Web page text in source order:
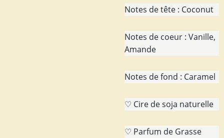
Notes de tête : Coconut
Notes de coeur : Vanille,
Amande
Notes de fond : Caramel
♡ Cire de soja naturelle
♡ Parfum de Grasse